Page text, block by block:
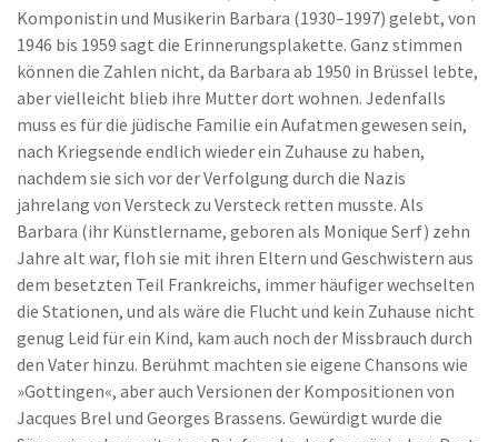
Komponistin und Musikerin Barbara (1930–1997) gelebt, von
1946 bis 1959 sagt die Erinnerungsplakette. Ganz stimmen
können die Zahlen nicht, da Barbara ab 1950 in Brüssel lebte,
aber vielleicht blieb ihre Mutter dort wohnen. Jedenfalls
muss es für die jüdische Familie ein Aufatmen gewesen sein,
nach Kriegsende endlich wieder ein Zuhause zu haben,
nachdem sie sich vor der Verfolgung durch die Nazis
jahrelang von Versteck zu Versteck retten musste. Als
Barbara (ihr Künstlername, geboren als Monique Serf) zehn
Jahre alt war, floh sie mit ihren Eltern und Geschwistern aus
dem besetzten Teil Frankreichs, immer häufiger wechselten
die Stationen, und als wäre die Flucht und kein Zuhause nicht
genug Leid für ein Kind, kam auch noch der Missbrauch durch
den Vater hinzu. Berühmt machten sie eigene Chansons wie
»Gottingen«, aber auch Versionen der Kompositionen von
Jacques Brel und Georges Brassens. Gewürdigt wurde die